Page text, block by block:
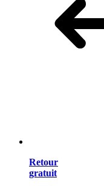
Retour
gratuit